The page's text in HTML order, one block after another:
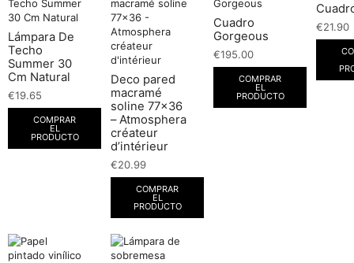
Lámpara De
Techo
Summer 30
Cm Natural
€19.65
COMPRAR
EL
PRODUCTO
Deco pared
macramé
soline 77×36
– Atmosphera
créateur
d’intérieur
€20.99
COMPRAR
EL
PRODUCTO
Cuadro
Gorgeous
€195.00
COMPRAR
EL
PRODUCTO
€21.90